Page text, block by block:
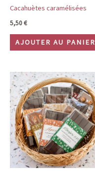
Cacahuètes caramélisées
5,50€
AJOUTER AU PANIER